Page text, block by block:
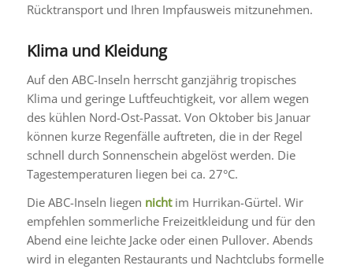
Rücktransport und Ihren Impfausweis mitzunehmen.
Klima und Kleidung
Auf den ABC-Inseln herrscht ganzjährig tropisches
Klima und geringe Luftfeuchtigkeit, vor allem wegen
des kühlen Nord-Ost-Passat. Von Oktober bis Januar
können kurze Regenfälle auftreten, die in der Regel
schnell durch Sonnenschein abgelöst werden. Die
Tagestemperaturen liegen bei ca. 27°C.
Die ABC-Inseln liegen nichtim Hurrikan-Gürtel. Wir
empfehlen sommerliche Freizeitkleidung und für den
Abend eine leichte Jacke oder einen Pullover. Abends
wird in eleganten Restaurants und Nachtclubs formelle